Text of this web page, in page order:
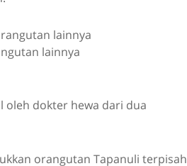
lainnya
oleh dokter hewa dari dua
orangutan Tapanuli terpisah